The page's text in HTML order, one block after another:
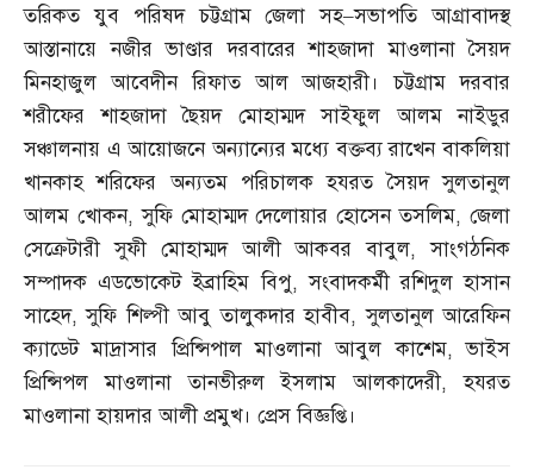
তরিকত যুব পরিষদ চট্টগ্রাম জেলা সহ–সভাপতি আগ্রাবাদস্থ
আস্তানায়ে নজীর ভাণ্ডার দরবারের শাহজাদা মাওলানা সৈয়দ
মিনহাজুল আবেদীন রিফাত আল আজহারী। চট্টগ্রাম দরবার
শরীফের শাহজাদা ছৈয়দ মোহাম্মদ সাইফুল আলম নাইডুর
সঞ্চালনায় এ আয়োজনে অন্যান্যের মধ্যে বক্তব্য রাখেন বাকলিয়া
খানকাহ শরিফের অন্যতম পরিচালক হযরত সৈয়দ সুলতানুল
আলম খোকন,সুফি মোহাম্মদ দেলোয়ার হোসেন তসলিম,জেলা
সেক্রেটারী সুফী মোহাম্মদ আলী আকবর বাবুল,সাংগঠনিক
সম্পাদক এডভোকেট ইব্রাহিম বিপু,সংবাদকর্মী রশিদুল হাসান
সাহেদ,সুফি শিল্পী আবু তালুকদার হাবীব,সুলতানুল আরেফিন
ক্যাডেট মাদ্রাসার প্রিন্সিপাল মাওলানা আবুল কাশেম,ভাইস
প্রিন্সিপল মাওলানা তানভীরুল ইসলাম আলকাদেরী,হযরত
মাওলানা হায়দার আলী প্রমুখ। প্রেস বিজ্ঞপ্তি।